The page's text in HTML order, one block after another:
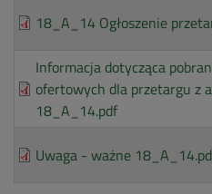
18_A_14 Ogłoszenie
Informacja dotycząca
ofertowych dla przetargu z
18_A_14.pdf
Uwaga - ważne